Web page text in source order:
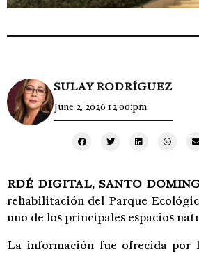
SULAY RODRÍGUEZ
June 2, 2026 12:00:pm
RDÉ DIGITAL, SANTO
rehabilitación del Parque
uno de los principales espacios
La información fue ofrecida por